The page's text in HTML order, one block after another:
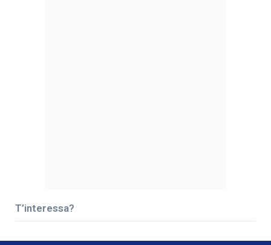
T’interessa?